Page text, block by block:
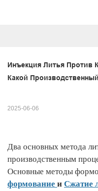
Инъекция Литья Против
Какой
2025-06-06
Два основных метода
производственным
Основные методы
формование и Сжатие